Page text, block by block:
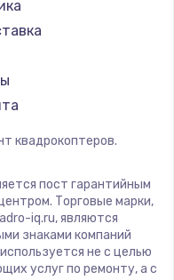
квадрокоптеров.
пост гарантийным
Торговые марки,
iq.ru, являются
знаками компаний
не с целью
услуг по ремонту, а с